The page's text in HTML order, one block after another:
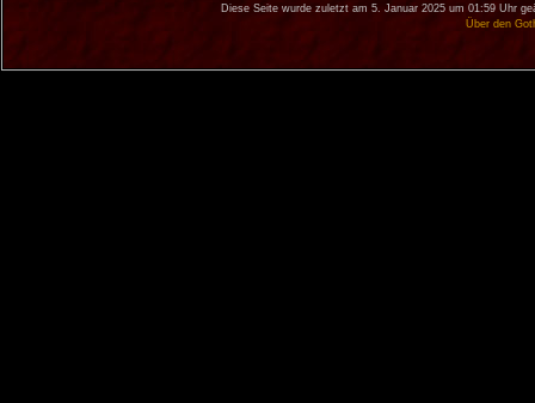
Diese Seite wurde zuletzt am 5. Januar 2025 um 01:59 Uhr
Über den